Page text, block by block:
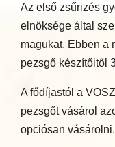
Az első zsűrizés
elnöksége által
magukat. Ebben a
pezsgő készítőitől
A fődíjastól a
pezsgőt vásárol
opciósan vásárolni.